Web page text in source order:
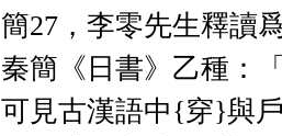
簡27，李零先生釋讀
秦簡《日書》乙種：
可見古漢語中{穿}與